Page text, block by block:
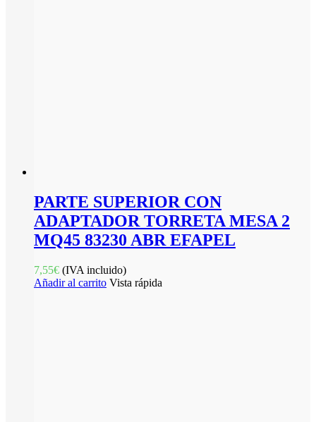
PARTE SUPERIOR CON
ADAPTADOR TORRETA MESA 2
MQ45 83230 ABR EFAPEL
7,55€ (IVA incluido)
Añadir al carrito Vista rápida